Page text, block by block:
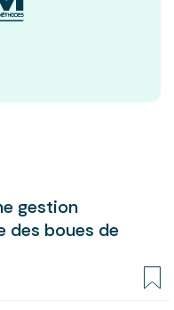
gestion
des boues de